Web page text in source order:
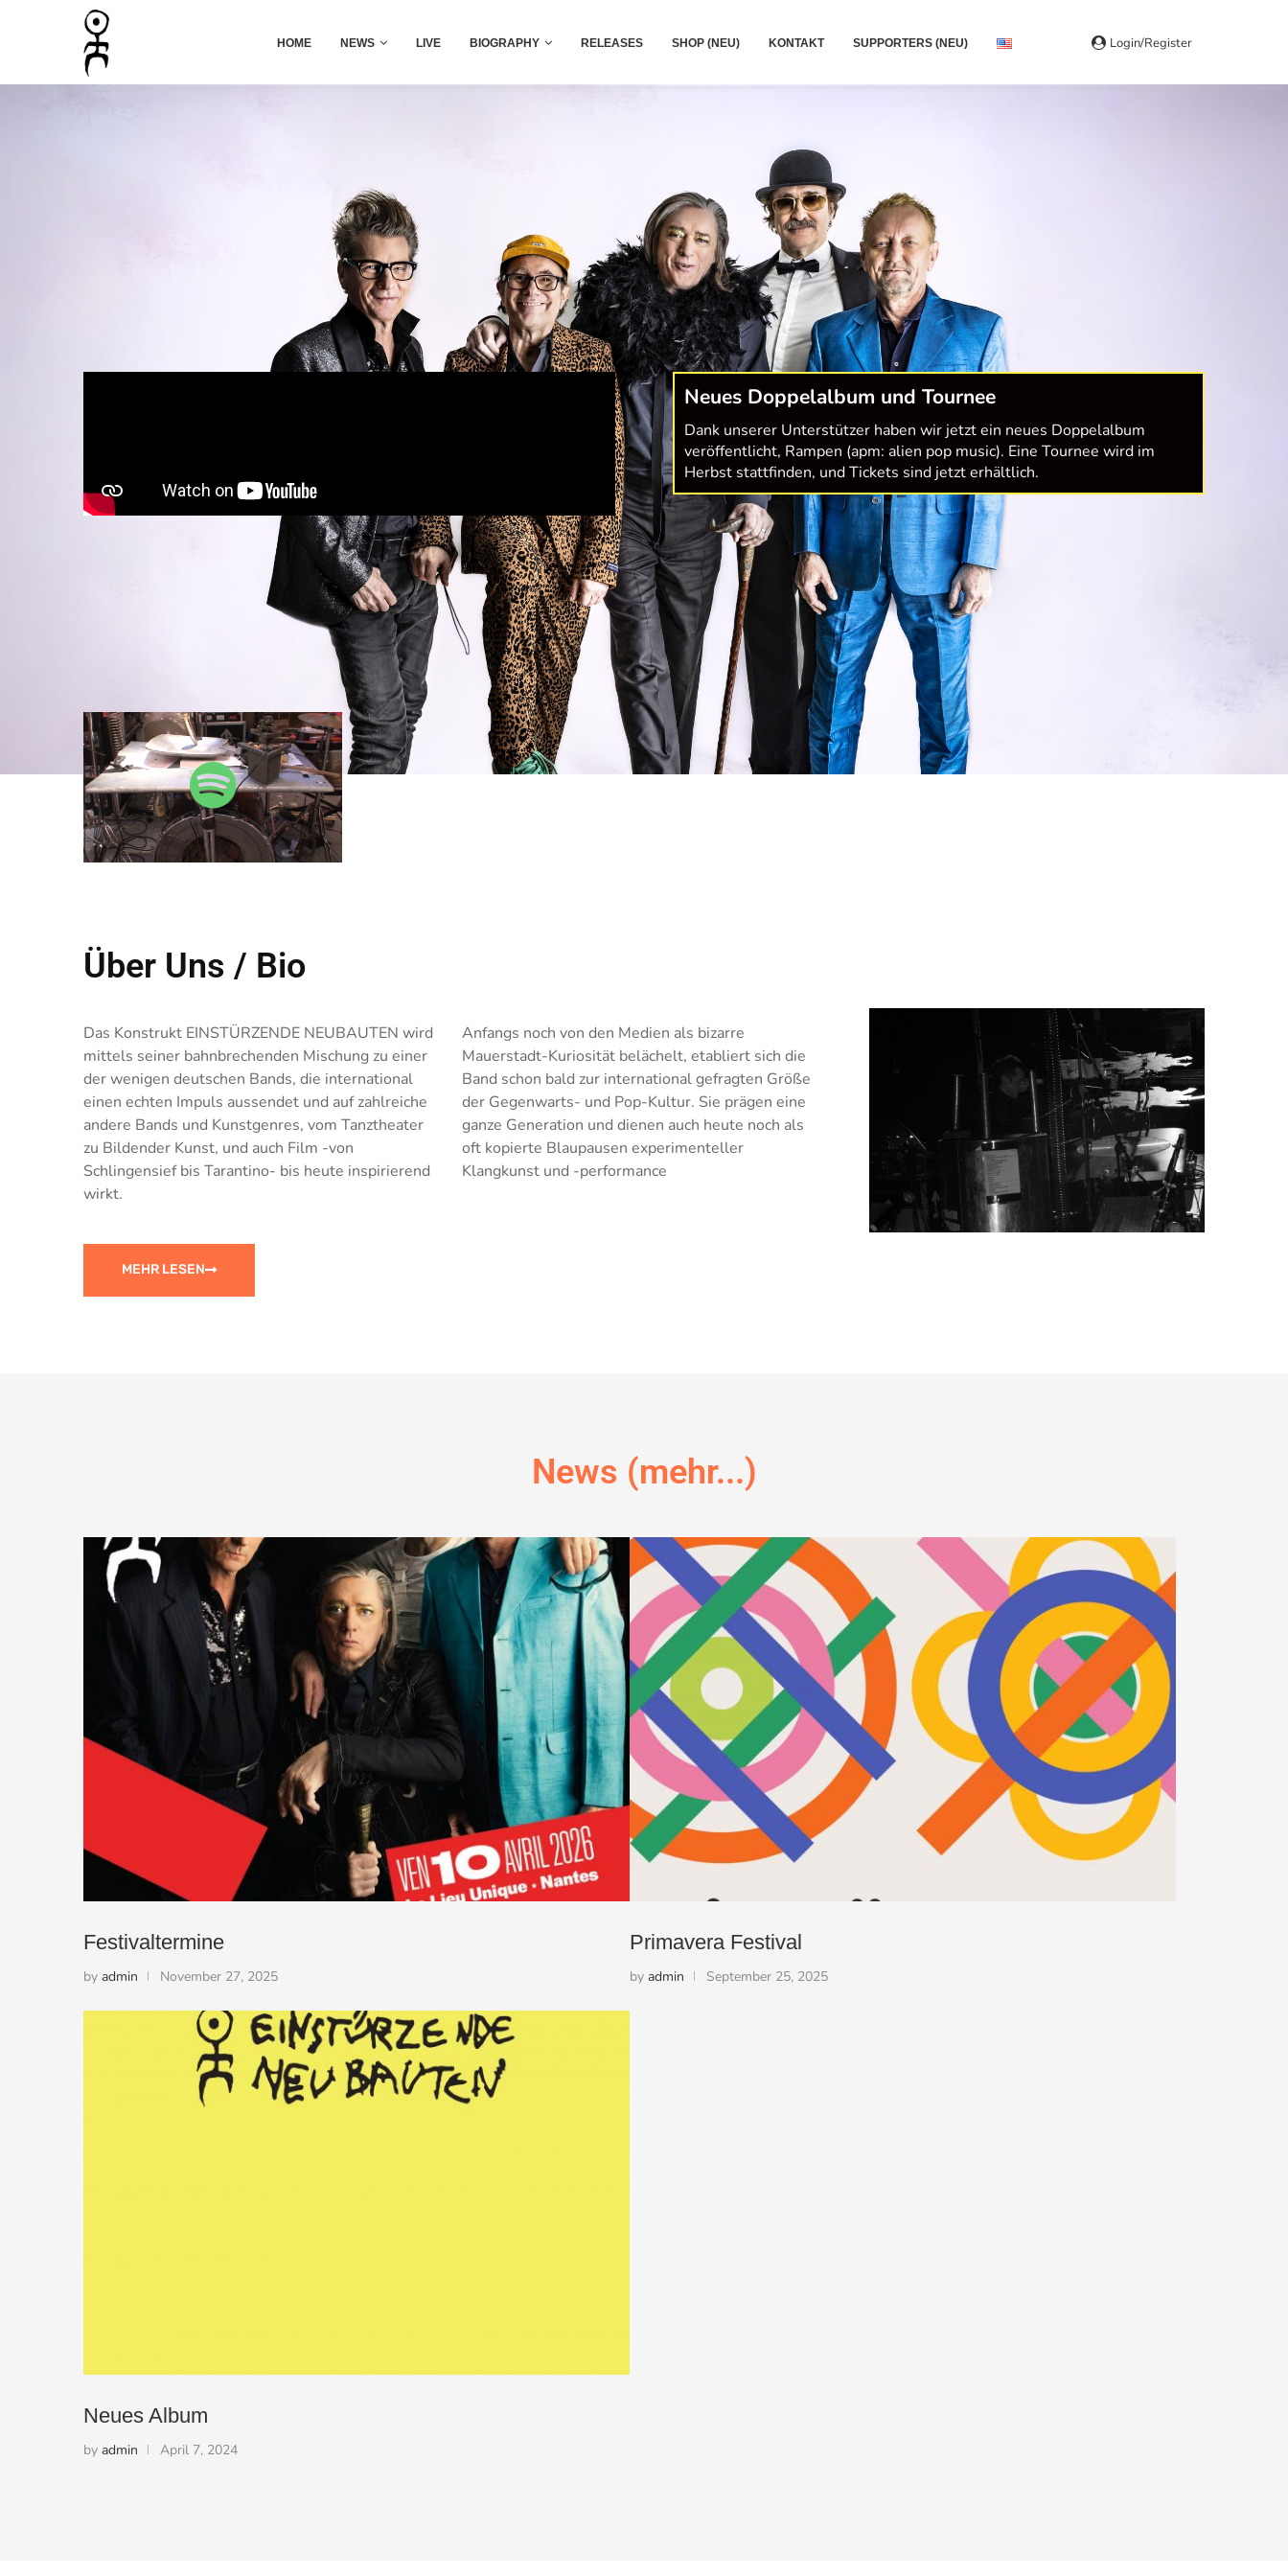
HOME NEWS LIVE BIOGRAPHY RELEASES SHOP (NEU) KONTAKT SUPPORTERS (NEU) Login/Register
Neues Doppelalbum und Tournee
Dank unserer Unterstützer haben wir jetzt ein neues Doppelalbum
veröffentlicht, Rampen (apm: alien pop music). Eine Tournee wird im
Herbst stattfinden, und Tickets sind jetzt erhältlich.
Über Uns / Bio
Das Konstrukt EINSTÜRZENDE NEUBAUTEN wird
mittels seiner bahnbrechenden Mischung zu einer
der wenigen deutschen Bands, die international
einen echten Impuls aussendet und auf zahlreiche
andere Bands und Kunstgenres, vom Tanztheater
zu Bildender Kunst, und auch Film -von
Schlingensief bis Tarantino- bis heute inspirierend
wirkt.
MEHR LESEN
Anfangs noch von den Medien als bizarre
Mauerstadt-Kuriosität belächelt, etabliert sich die
Band schon bald zur international gefragten Größe
der Gegenwarts- und Pop-Kultur. Sie prägen eine
ganze Generation und dienen auch heute noch als
oft kopierte Blaupausen experimenteller
Klangkunst und -performance
News (mehr...)
Festivaltermine
by admin November 27, 2025
Primavera Festival
by admin September 25, 2025
Neues Album
by admin April 7, 2024